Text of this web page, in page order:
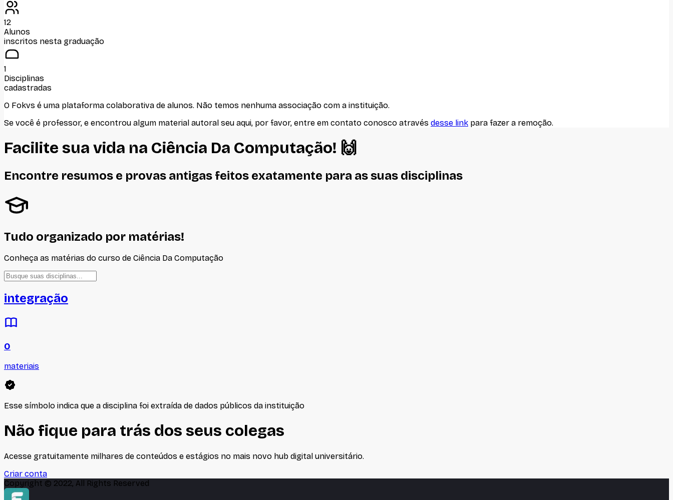
12
Alunos
inscritos nesta graduação
1
Disciplinas
cadastradas
O Fokvs é uma plataforma colaborativa de alunos. Não temos nenhuma associação com a instituição.
Se você é professor, e encontrou algum material autoral seu aqui, por favor, entre em contato conosco através desse link para fazer a remoção.
Facilite sua vida na Ciência Da Computação! 🙌
Encontre resumos e provas antigas feitos exatamente para as suas disciplinas
Tudo organizado por matérias!
Conheça as matérias do curso de Ciência Da Computação
integração
0
materiais
Esse símbolo indica que a disciplina foi extraída de dados públicos da instituição
Não fique para trás dos seus colegas
Acesse gratuitamente milhares de conteúdos e estágios no mais novo hub digital universitário.
Criar conta
Copyright © 2022, All Rights Reserved